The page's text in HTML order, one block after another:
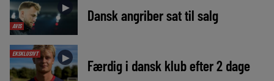
AVIS
► Dansk angriber sat til salg
EKSKLUSIVT ► Færdig i dansk klub efter 2 dage